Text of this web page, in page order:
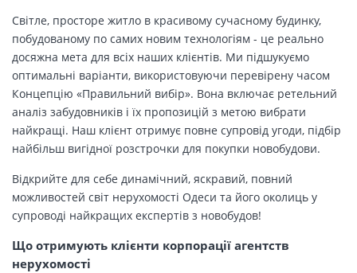
Світле, просторе житло в красивому сучасному будинку,
побудованому по самих новим технологіям - це реально
досяжна мета для всіх наших клієнтів. Ми підшукуємо
оптимальні варіанти, використовуючи перевірену часом
Концепцію «Правильний вибір». Вона включає ретельний
аналіз забудовників і їх пропозицій з метою вибрати
найкращі. Наш клієнт отримує повне супровід угоди, підбір
найбільш вигідної розстрочки для покупки новобудови.
Відкрийте для себе динамічний, яскравий, повний
можливостей світ нерухомості Одеси та його околиць у
супроводі найкращих експертів з новобудов!
Що отримують клієнти корпорації агентств
нерухомості